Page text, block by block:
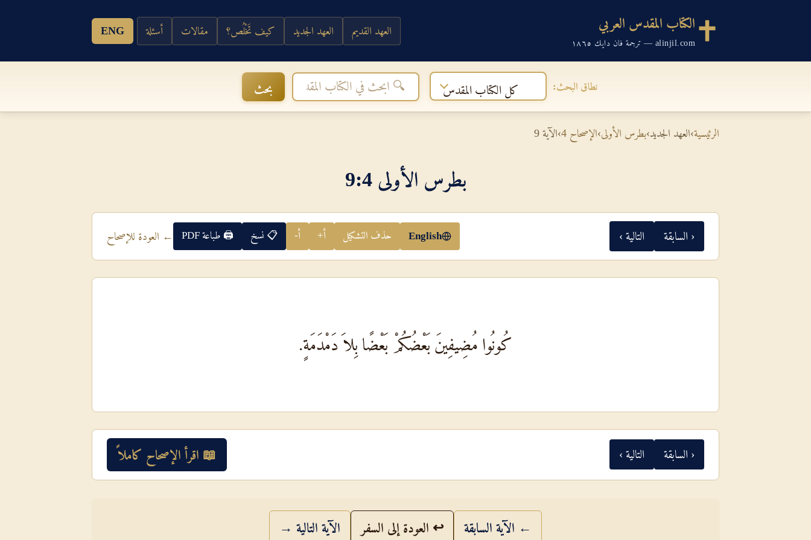
الكتاب المقدس العربي
alinjil.com — ترجمة فان دايك ١٨٦٥
العهد القديم العهد الجديد كيف تَخْلُص؟ مقالات أسئلة ENG
نطاق البحث: كل الكتاب المقدس بحث
الرئيسية›العهد الجديد›بطرس الأولى›الإصحاح 4 ›الآية 9
بطرس الأولى 4‏:‏9
‹ السابقة التالية › English حذف التشكيل أ+ أ- 📋 نسخ 🖨 طباعة PDF ← العودة للإصحاح
كُونُوا مُضِيفِينَ بَعْضُكُمْ بَعْضًا بِلاَ دَمْدَمَةٍ.
‹ السابقة التالية › 📖 اقرأ الإصحاح كاملاً
← الآية السابقة ↩ العودة إلى السفر الآية التالية →